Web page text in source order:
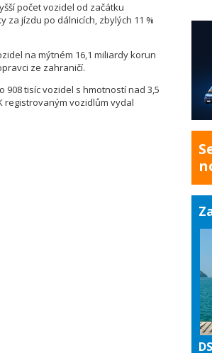
počet vozidel od začátku
jízdu po dálnicích, zbylých 11 %
na mýtném 16,1 miliardy korun
ze zahraničí.
tisíc vozidel s hmotností nad 3,5
registrovaným vozidlům vydal